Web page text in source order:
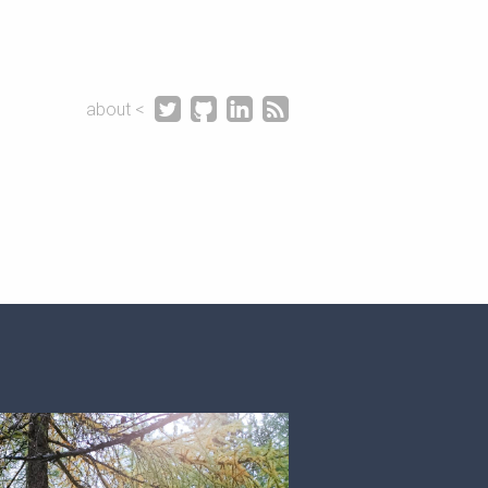
about <    